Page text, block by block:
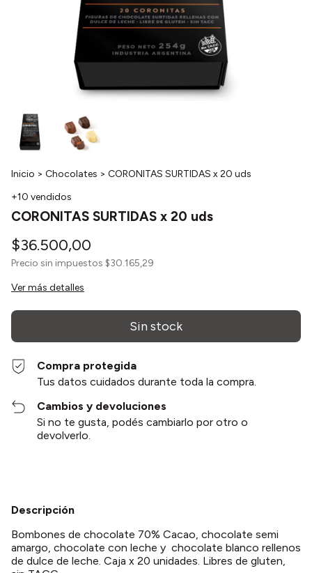
Inicio > Chocolates > CORONITAS SURTIDAS x 20 uds
+10 vendidos
CORONITAS SURTIDAS x 20 uds
$36.500,00
Precio sin impuestos $30.165,29
Ver más detalles
Compra protegida
Tus datos cuidados durante toda la compra.
Cambios y devoluciones
Si no te gusta, podés cambiarlo por otro o
devolverlo.
Descripción
Bombones de chocolate 70% Cacao, chocolate semi
amargo, chocolate con leche y chocolate blanco rellenos
de dulce de leche. Caja x 20 unidades. Libres de gluten,